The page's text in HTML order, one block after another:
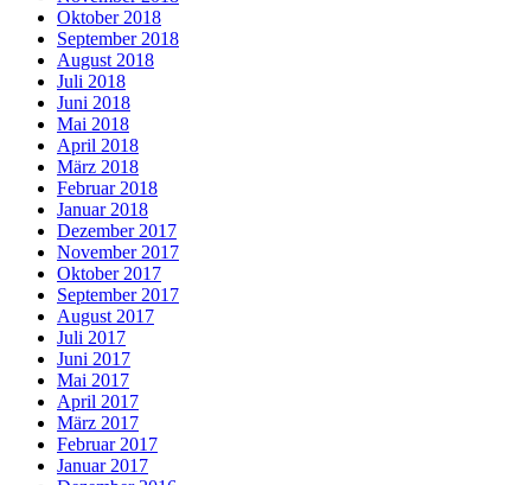
Oktober 2018
September 2018
August 2018
Juli 2018
Juni 2018
Mai 2018
April 2018
März 2018
Februar 2018
Januar 2018
Dezember 2017
November 2017
Oktober 2017
September 2017
August 2017
Juli 2017
Juni 2017
Mai 2017
April 2017
März 2017
Februar 2017
Januar 2017